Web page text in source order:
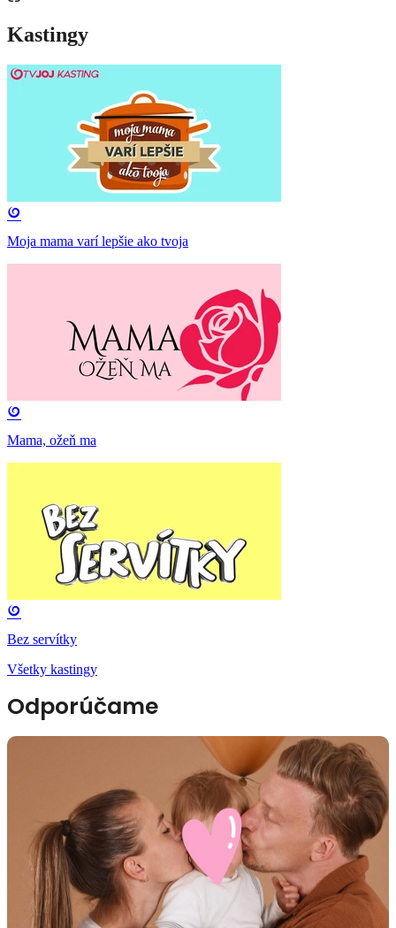
Kastingy
Moja mama varí lepšie ako tvoja
Mama, ožeň ma
Bez servítky
Všetky kastingy
Odporúčame